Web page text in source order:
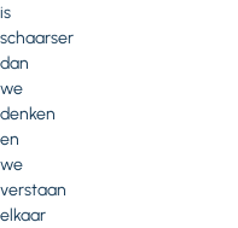
is
schaarser
dan
we
denken
en
we
verstaan
elkaar